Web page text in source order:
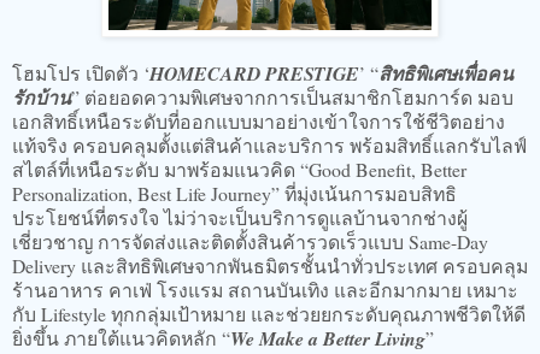
โฮมโปร เปิดตัว ‘HOMECARD PRESTIGE’ “สิทธิพิเศษเพื่อคน
รักบ้าน” ต่อยอดความพิเศษจากการเป็นสมาชิกโฮมการ์ด มอบ
เอกสิทธิ์เหนือระดับที่ออกแบบมาอย่างเข้าใจการใช้ชีวิตอย่าง
แท้จริง ครอบคลุมตั้งแต่สินค้าและบริการ พร้อมสิทธิ์แลกรับไลฟ์
สไตล์ที่เหนือระดับ มาพร้อมแนวคิด “Good Benefit, Better
Personalization, Best Life Journey” ที่มุ่งเน้นการมอบสิทธิ
ประโยชน์ที่ตรงใจ ไม่ว่าจะเป็นบริการดูแลบ้านจากช่างผู้
เชี่ยวชาญ การจัดส่งและติดตั้งสินค้ารวดเร็วแบบ Same-Day
Delivery และสิทธิพิเศษจากพันธมิตรชั้นนำทั่วประเทศ ครอบคลุม
ร้านอาหาร คาเฟ่ โรงแรม สถานบันเทิง และอีกมากมาย เหมาะ
กับ Lifestyle ทุกกลุ่มเป้าหมาย และช่วยยกระดับคุณภาพชีวิตให้ดี
ยิ่งขึ้น ภายใต้แนวคิดหลัก “We Make a Better Living”